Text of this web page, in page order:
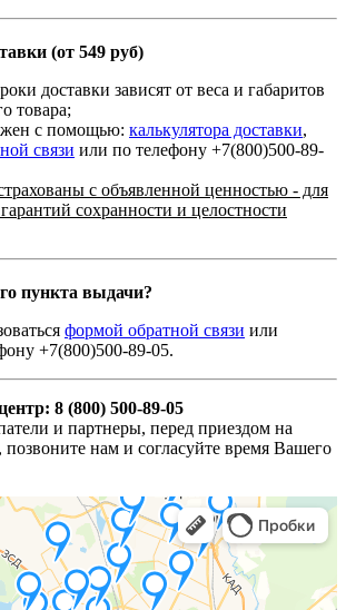
(от 549 руб)
доставки зависят от веса и габаритов
товара;
с помощью: калькулятора доставки,
связи или по телефону +7(800)500-89-
с объявленной ценностью - для
сохранности и целостности
пункта выдачи?
формой обратной связи или
+7(800)500-89-05.
8 (800) 500-89-05
и партнеры, перед приездом на
позвоните нам и согласуйте время Вашего